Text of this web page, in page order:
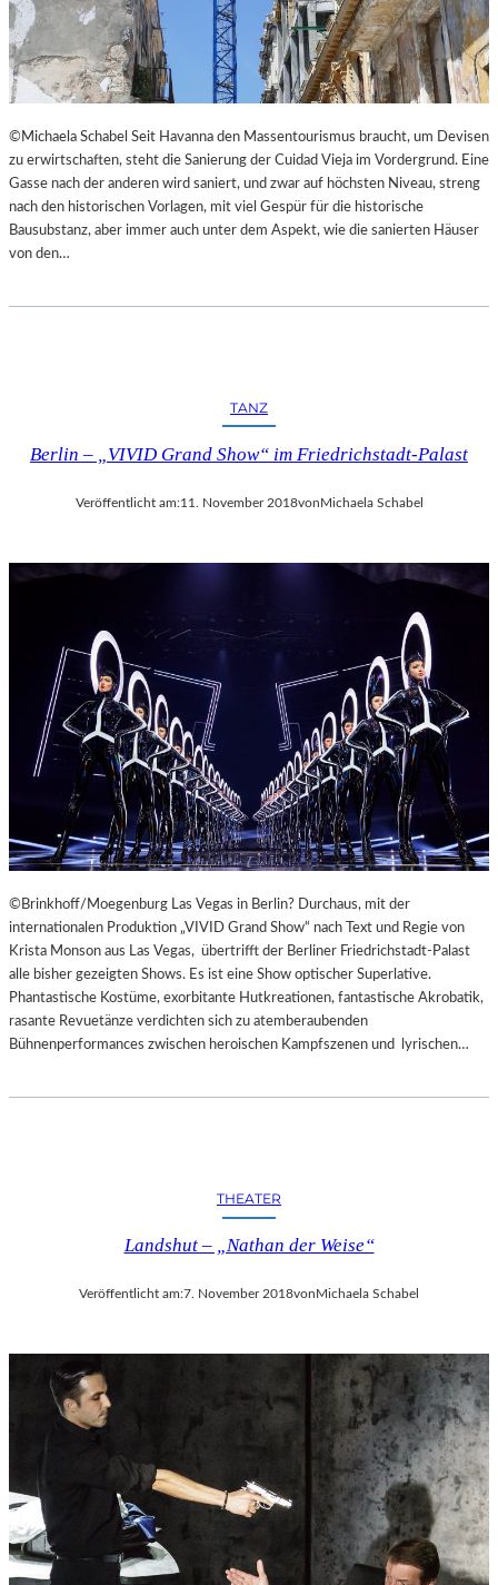
E
S
T
H
E
T
E
R
I
M
L
A
N
E
S
T
H
E
E
E
B
E
©Michaela Schabel Seit Havanna den Massentourismus braucht, um Devisen
zu erwirtschaften, steht die Sanierung der Cuidad Vieja im Vordergrund. Eine
Gasse nach der anderen wird saniert, und zwar auf höchsten Niveau, streng
nach den historischen Vorlagen, mit viel Gespür für die historische
Bausubstanz, aber immer auch unter dem Aspekt, wie die sanierten Häuser
von den…
TANZ
Berlin – „VIVID Grand Show“ im Friedrichstadt-Palast
Veröffentlicht am:11. November 2018vonMichaela Schabel
©Brinkhoff/Moegenburg Las Vegas in Berlin? Durchaus, mit der
internationalen Produktion „VIVID Grand Show“ nach Text und Regie von
Krista Monson aus Las Vegas, übertrifft der Berliner Friedrichstadt-Palast
alle bisher gezeigten Shows. Es ist eine Show optischer Superlative.
Phantastische Kostüme, exorbitante Hutkreationen, fantastische Akrobatik,
rasante Revuetänze verdichten sich zu atemberaubenden
Bühnenperformances zwischen heroischen Kampfszenen und lyrischen…
THEATER
Landshut – „Nathan der Weise“
Veröffentlicht am:7. November 2018vonMichaela Schabel